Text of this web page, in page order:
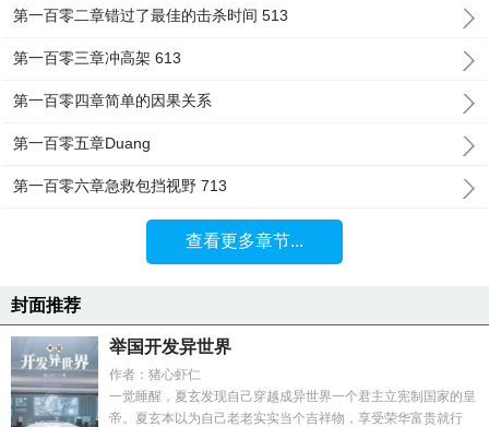
第一百零二章错过了最佳的击杀时间 513
第一百零三章冲高架 613
第一百零四章简单的因果关系
第一百零五章Duang
第一百零六章急救包挡视野 713
查看更多章节...
封面推荐
举国开发异世界
作者：猪心虾仁
一觉睡醒，夏玄发现自己穿越成异世界一个君主立宪制国家的皇
帝。夏玄本以为自己老老实实当个吉祥物，享受荣华富贵就行